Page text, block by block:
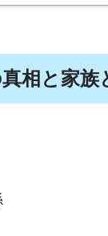
相と家族